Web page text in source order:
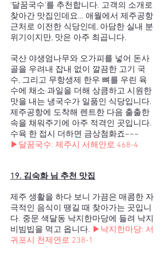
‘달꿈국수’를 추천합니다. 고객의 소개로
찾아간 맛집인데요… 애월에서 제주공항
근처로 이전한 식당인데, 아담한 실내 분
위기이지만, 맛은 아주 최곱니다.
국산 야생엄나무와 오가피를 넣어 돈사
골을 우려내 잡내 없이 깔끔한 고기 국
수, 그리고 무항생제 한우 뼈를 우린 육
수에 채소·과일을 더해 상큼하고 시원한
맛을 내는 냉국수가 일품인 식당입니다.
제주공항에 도착해 렌트한 다음 출출한
속을 채워주기에 아주 적격인 곳입니다.
수육 한 접시 더하면 금상첨화죠~~~
▶달꿈국수: 제주시 서해안로 468-4
19. 김숙화 님 추천 맛집
제주 생활을 하다 보니 가끔은 매콤한 자
극적인 음식이 땡길 때 찾아가는 곳입니
다. 중문 색달동 낙지한마당에 들려 낙지
비빔빕을 먹고 옵니다. ▶낙지한마당: 서
귀포시 천제연로 238-1